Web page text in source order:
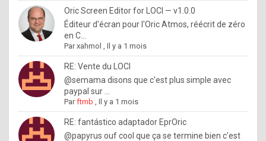
o
u
w
a
n
t
o
Oric Screen Editor for LOCI — v1.0.0
Éditeur d'écran pour l'Oric Atmos, réécrit de zéro
en C...
Parxahmol ,Il y a 1 mois
RE: Vente du LOCI
@semama disons que c'est plus simple avec
paypal sur ...
Parftmb ,Il y a 1 mois
RE: fantástico adaptador EprOric
@papyrus ouf cool que ça se termine bien c'est